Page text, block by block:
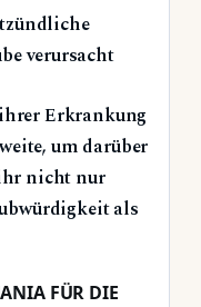
verursacht
Erkrankung
um darüber
nicht nur
als
FÜR DIE